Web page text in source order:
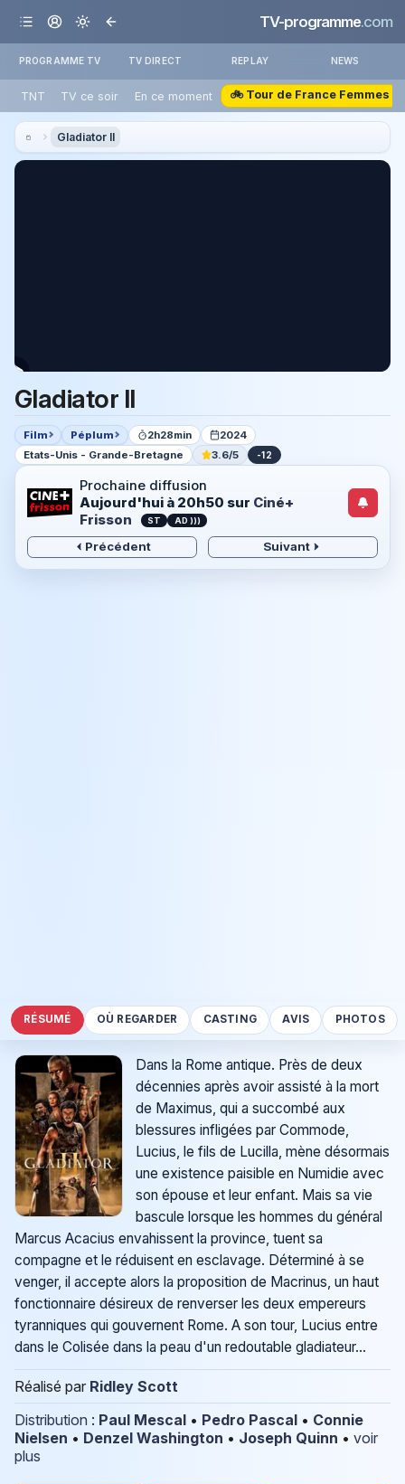
TV-programme.com
PROGRAMME TV TV DIRECT REPLAY NEWS
TNT TV ce soir En ce moment 🚲 Tour de France Femmes
Gladiator II
Gladiator II
Film Péplum 2h28min
2024
Etats-Unis - Grande-Bretagne
3.6/5 -12
Prochaine diffusion
Aujourd'hui à 20h50 sur Ciné+
Frisson
ST AD )))
Précédent Suivant
RÉSUMÉ OÙ REGARDER CASTING AVIS PHOTOS
Dans la Rome antique. Près de deux
décennies après avoir assisté à la mort
de Maximus, qui a succombé aux
blessures infligées par Commode,
Lucius, le fils de Lucilla, mène désormais
une existence paisible en Numidie avec
son épouse et leur enfant. Mais sa vie
bascule lorsque les hommes du général
Marcus Acacius envahissent la province, tuent sa
compagne et le réduisent en esclavage. Déterminé à se
venger, il accepte alors la proposition de Macrinus, un haut
fonctionnaire désireux de renverser les deux empereurs
tyranniques qui gouvernent Rome. A son tour, Lucius entre
dans le Colisée dans la peau d'un redoutable gladiateur...
Réalisé par Ridley Scott
Distribution : Paul Mescal • Pedro Pascal • Connie
Nielsen • Denzel Washington • Joseph Quinn • voir
plus